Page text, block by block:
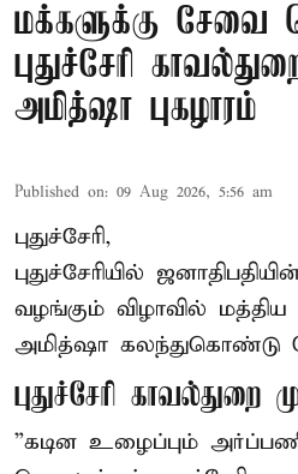
மக்களுக்கு சேவை
புதுச்சேரி
அமித்ஷா புகழாரம்
Published on: 09 Aug 2026, 5:56 am
புதுச்சேரி,
புதுச்சேரியில்
வழங்கும் விழாவில் மத்திய
அமித்ஷா கலந்துகொண்டு
புதுச்சேரி காவல்துறை
”கடின உழைப்பும்